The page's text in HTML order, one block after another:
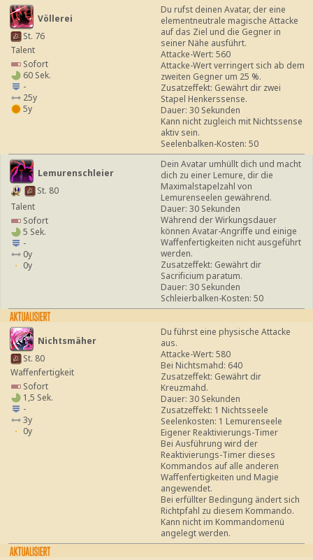
Völlerei
St. 76
Talent
Sofort
60 Sek.
-
25y
5y
Du rufst deinen Avatar, der eine
elementneutrale magische Attacke
auf das Ziel und die Gegner in
seiner Nähe ausführt.
Attacke-Wert: 560
Attacke-Wert verringert sich ab dem
zweiten Gegner um 25 %.
Zusatzeffekt: Gewährt dir zwei
Stapel Henkerssense.
Dauer: 30 Sekunden
Kann nicht zugleich mit Nichtssense
aktiv sein.
Seelenbalken-Kosten: 50
Lemurenschleier
St. 80
Talent
Sofort
5 Sek.
-
0y
0y
Dein Avatar umhüllt dich und macht
dich zu einer Lemure, dir die
Maximalstapelzahl von
Lemurenseelen gewährend.
Dauer: 30 Sekunden
Während der Wirkungsdauer
können Avatar-Angriffe und einige
Waffenfertigkeiten nicht ausgeführt
werden.
Zusatzeffekt: Gewährt dir
Sacrificium paratum.
Dauer: 30 Sekunden
Schleierbalken-Kosten: 50
Nichtsmäher
St. 80
Waffenfertigkeit
Sofort
1,5 Sek.
-
3y
0y
Du führst eine physische Attacke
aus.
Attacke-Wert: 580
Bei Nichtsmahd: 640
Zusatzeffekt: Gewährt dir
Kreuzmahd.
Dauer: 30 Sekunden
Zusatzeffekt: 1 Nichtsseele
Seelenkosten: 1 Lemurenseele
Eigener Reaktivierungs-Timer
Bei Ausführung wird der
Reaktivierungs-Timer dieses
Kommandos auf alle anderen
Waffenfertigkeiten und Magie
angewendet.
Bei erfüllter Bedingung ändert sich
Richtpfahl zu diesem Kommando.
Kann nicht im Kommandomenü
angelegt werden.